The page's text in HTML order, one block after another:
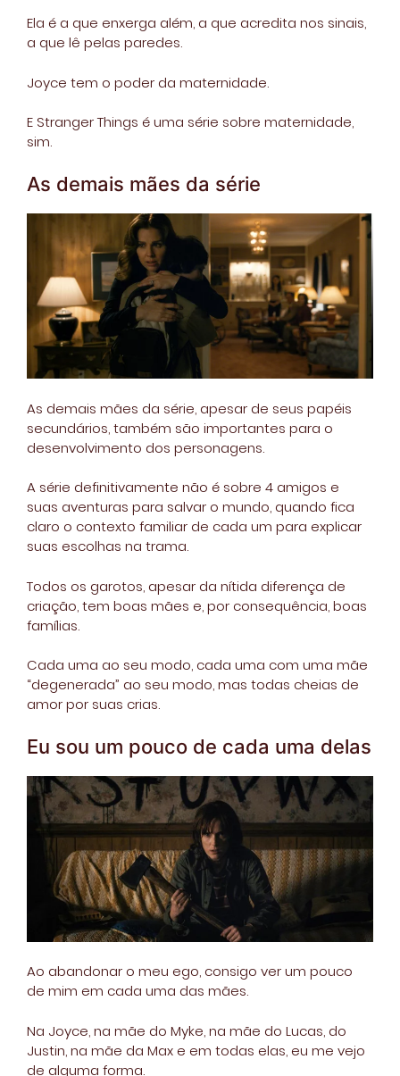
Ela é a que enxerga além, a que acredita nos sinais,
a que lê pelas paredes.
Joyce tem o poder da maternidade.
E Stranger Things é uma série sobre maternidade,
sim.
As demais mães da série
As demais mães da série, apesar de seus papéis
secundários, também são importantes para o
desenvolvimento dos personagens.
A série definitivamente não é sobre 4 amigos e
suas aventuras para salvar o mundo, quando fica
claro o contexto familiar de cada um para explicar
suas escolhas na trama.
Todos os garotos, apesar da nítida diferença de
criação, tem boas mães e, por consequência, boas
famílias.
Cada uma ao seu modo, cada uma com uma mãe
“degenerada” ao seu modo, mas todas cheias de
amor por suas crias.
Eu sou um pouco de cada uma delas
Ao abandonar o meu ego, consigo ver um pouco
de mim em cada uma das mães.
Na Joyce, na mãe do Myke, na mãe do Lucas, do
Justin, na mãe da Max e em todas elas, eu me vejo
de alguma forma.